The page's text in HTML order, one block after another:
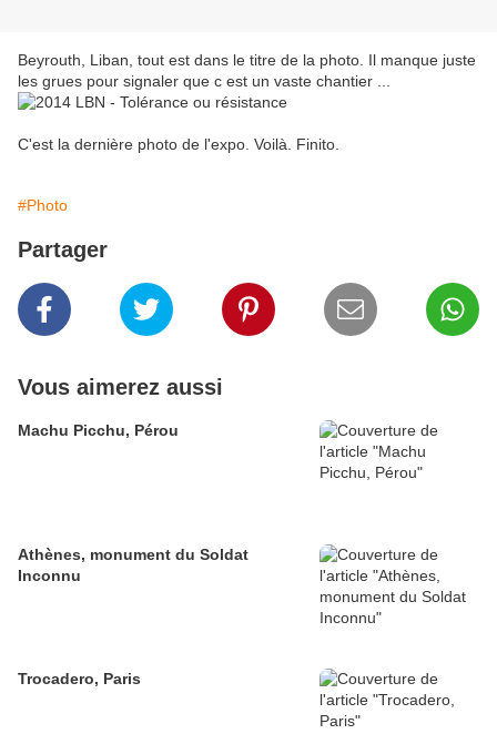
Beyrouth, Liban, tout est dans le titre de la photo. Il manque juste
les grues pour signaler que c est un vaste chantier ...
C'est la dernière photo de l'expo. Voilà. Finito.
#Photo
Partager
Vous aimerez aussi
Machu Picchu, Pérou
Athènes, monument du Soldat
Inconnu
Trocadero, Paris